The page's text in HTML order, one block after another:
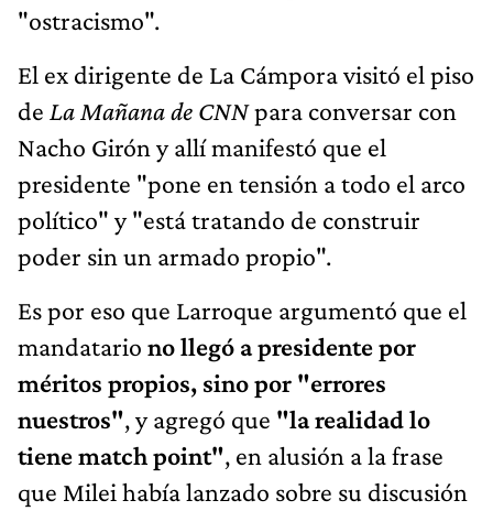
"ostracismo".
El ex dirigente de La Cámpora visitó el piso
de La Mañana de CNNpara conversar con
Nacho Girón y allí manifestó que el
presidente "pone en tensión a todo el arco
político" y "está tratando de construir
poder sin un armado propio".
Es por eso que Larroque argumentó que el
mandatario no llegó a presidente por
méritos propios, sino por "errores
nuestros", y agregó que "la realidad lo
tiene match point", en alusión a la frase
que Milei había lanzado sobre su discusión